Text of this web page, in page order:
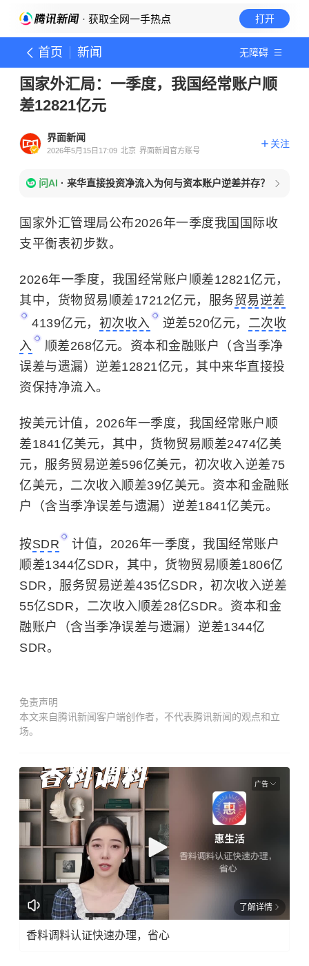
· 获取全网一手热点 打开
首页 新闻 无障碍
国家外汇局：一季度，我国经常账户顺
差12821亿元
界面新闻
2026年5月15日17:09 北京 界面新闻官方账号
关注
问AI · 来华直接投资净流入为何与资本账户逆差并存？
国家外汇管理局公布2026年一季度我国国际收
支平衡表初步数。
2026年一季度，我国经常账户顺差12821亿元，
其中，货物贸易顺差17212亿元，服务 贸易逆差
4139亿元， 初次收入 逆差520亿元， 二次收
入
顺差268亿元。资本和金融账户（含当季净
误差与遗漏）逆差12821亿元，其中来华直接投
资保持净流入。
按美元计值，2026年一季度，我国经常账户顺
差1841亿美元，其中，货物贸易顺差2474亿美
元，服务贸易逆差596亿美元，初次收入逆差75
亿美元，二次收入顺差39亿美元。资本和金融账
户（含当季净误差与遗漏）逆差1841亿美元。
按SDR
计值，2026年一季度，我国经常账户
顺差1344亿SDR，其中，货物贸易顺差1806亿
SDR，服务贸易逆差435亿SDR，初次收入逆差
55亿SDR，二次收入顺差28亿SDR。资本和金
融账户（含当季净误差与遗漏）逆差1344亿
SDR。
免责声明
本文来自腾讯新闻客户端创作者，不代表腾讯新闻的观点和立
场。
广告
了解详情
香料调料认证快速办理，省心